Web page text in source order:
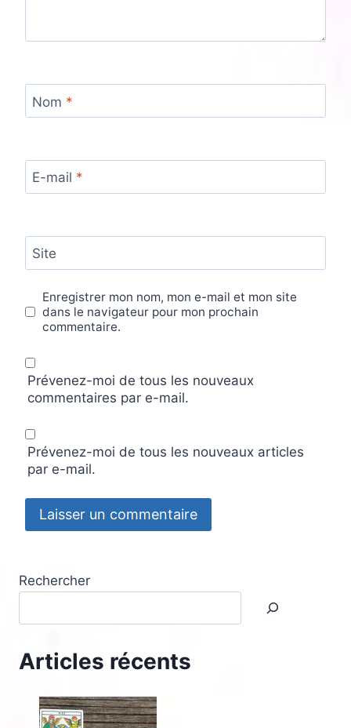
Nom *
E-mail *
Site
Enregistrer mon nom, mon e-mail et mon site
dans le navigateur pour mon prochain
commentaire.
Prévenez-moi de tous les nouveaux
commentaires par e-mail.
Prévenez-moi de tous les nouveaux articles
par e-mail.
Rechercher
Articles récents